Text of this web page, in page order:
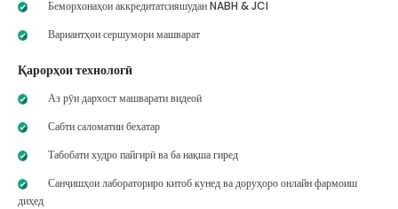
Беморхонаҳои аккредитатсияшудаи NABH & JCI
Вариантҳои сершумори машварат
Қарорҳои технологӣ
Аз рӯи дархост машварати видеоӣ
Сабти саломатии бехатар
Табобати худро пайгирӣ ва ба нақша гиред
Санҷишҳои лабораториро китоб кунед ва доруҳоро онлайн фармоиш
диҳед